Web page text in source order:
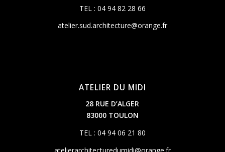
TEL : 04 94 82 28 66
atelier.sud.architecture@orange.fr
ATELIER DU MIDI
28 RUE D’ALGER
83000 TOULON
TEL : 04 94 06 21 80